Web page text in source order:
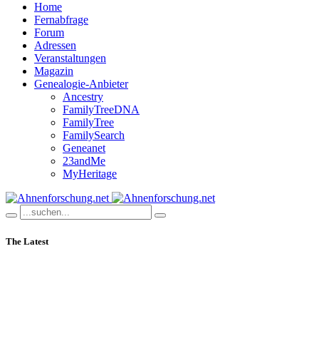
Home
Fernabfrage
Forum
Adressen
Veranstaltungen
Magazin
Genealogie-Anbieter
Ancestry
FamilyTreeDNA
FamilyTree
FamilySearch
Geneanet
23andMe
MyHeritage
The Latest